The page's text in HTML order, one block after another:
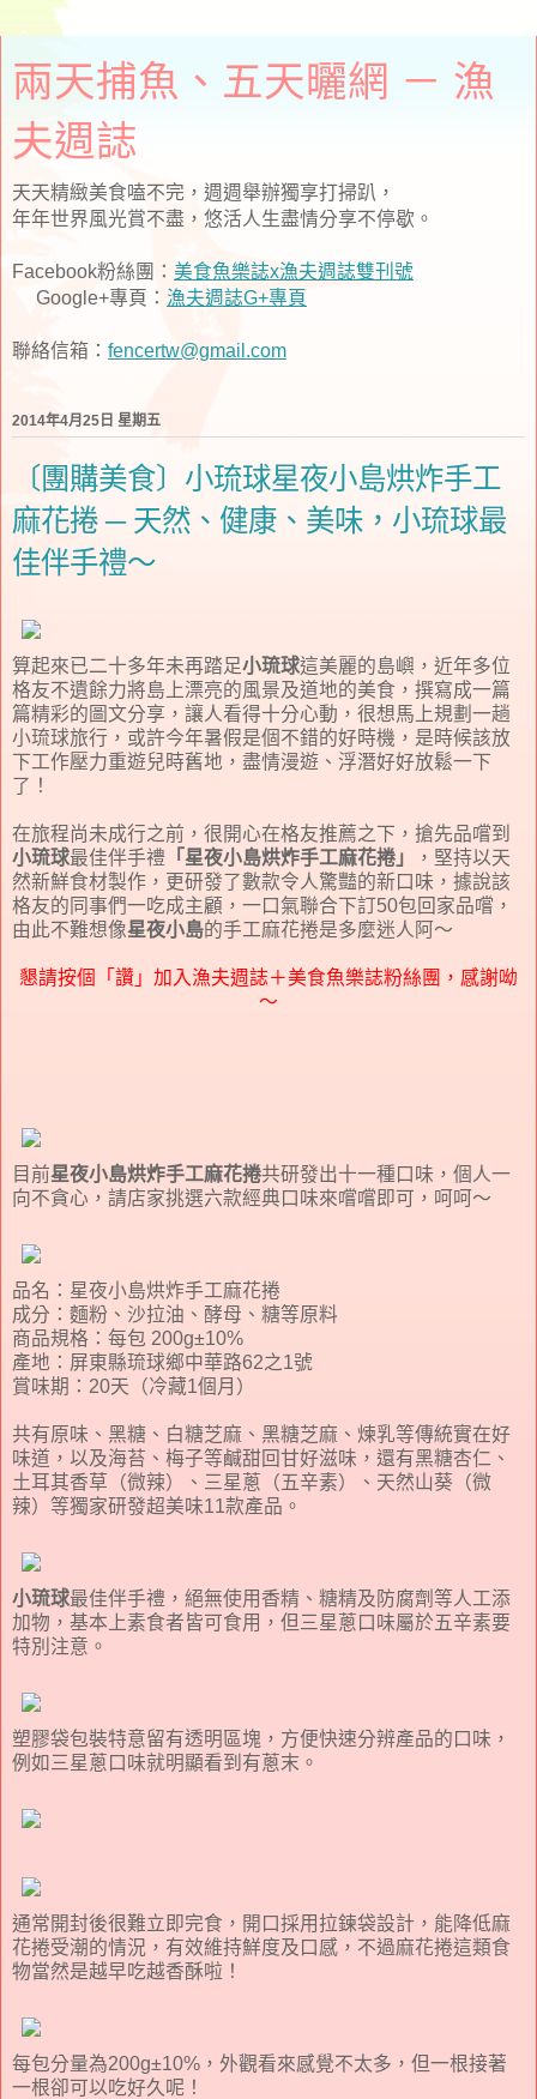
兩天捕魚、五天曬網 － 漁
夫週誌
天天精緻美食嗑不完，週週舉辦獨享打掃趴，
年年世界風光賞不盡，悠活人生盡情分享不停歇。
Facebook粉絲團： 美食魚樂誌x漁夫週誌雙刊號
Google+專頁： 漁夫週誌G+專頁
聯絡信箱： fencertw@gmail.com
2014年4月25日 星期五
〔團購美食〕小琉球星夜小島烘炸手工
麻花捲 ─ 天然、健康、美味，小琉球最
佳伴手禮～
算起來已二十多年未再踏足小琉球這美麗的島嶼，近年多位
格友不遺餘力將島上漂亮的風景及道地的美食，撰寫成一篇
篇精彩的圖文分享，讓人看得十分心動，很想馬上規劃一趟
小琉球旅行，或許今年暑假是個不錯的好時機，是時候該放
下工作壓力重遊兒時舊地，盡情漫遊、浮潛好好放鬆一下
了！
在旅程尚未成行之前，很開心在格友推薦之下，搶先品嚐到
小琉球最佳伴手禮 「星夜小島烘炸手工麻花捲」
，堅持以天
然新鮮食材製作，更研發了數款令人驚豔的新口味，據說該
格友的同事們一吃成主顧，一口氣聯合下訂50包回家品嚐，
由此不難想像星夜小島的手工麻花捲是多麼迷人阿～
懇請按個「讚」加入漁夫週誌＋美食魚樂誌粉絲團，感謝呦
～
目前星夜小島烘炸手工麻花捲共研發出十一種口味，個人一
向不貪心，請店家挑選六款經典口味來嚐嚐即可，呵呵～
品名：星夜小島烘炸手工麻花捲
成分：麵粉、沙拉油、酵母、糖等原料
商品規格：每包 200g±10%
產地：屏東縣琉球鄉中華路62之1號
賞味期：20天（冷藏1個月）
共有原味、黑糖、白糖芝麻、黑糖芝麻、煉乳等傳統實在好
味道，以及海苔、梅子等鹹甜回甘好滋味，還有黑糖杏仁、
土耳其香草（微辣）、三星蔥（五辛素）、天然山葵（微
辣）等獨家研發超美味11款產品。
小琉球最佳伴手禮，絕無使用香精、糖精及防腐劑等人工添
加物，基本上素食者皆可食用，但三星蔥口味屬於五辛素要
特別注意。
塑膠袋包裝特意留有透明區塊，方便快速分辨產品的口味，
例如三星蔥口味就明顯看到有蔥末。
通常開封後很難立即完食，開口採用拉鍊袋設計，能降低麻
花捲受潮的情況，有效維持鮮度及口感，不過麻花捲這類食
物當然是越早吃越香酥啦！
每包分量為200g±10%，外觀看來感覺不太多，但一根接著
一根卻可以吃好久呢！